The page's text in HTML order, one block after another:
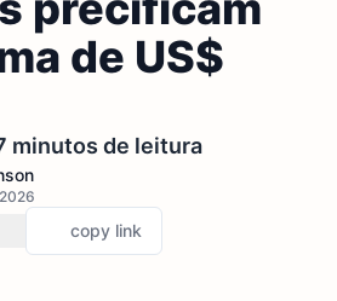
de US$
minutos de leitura
copy link